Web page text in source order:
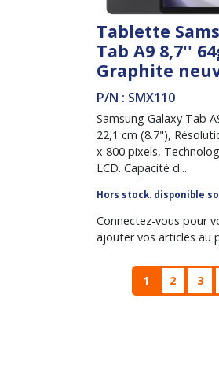
Tablette
Tab A9 8,7''
Graphite
P/N : SMX110
Samsung Galaxy Tab
22,1 cm (8.7"),
x 800 pixels,
LCD. Capacité d...
Hors stock. disponible
Connectez-vous pour
ajouter vos articles au
1 2 3